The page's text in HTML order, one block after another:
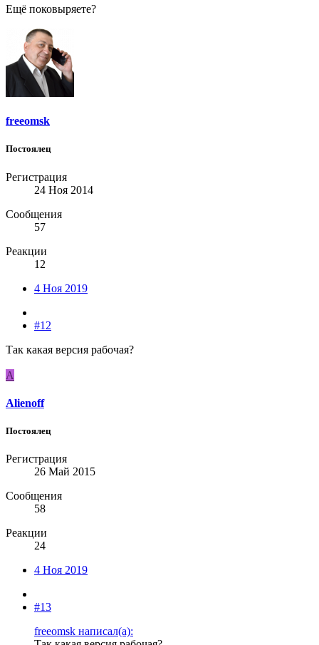
Ещё поковыряете?
freeomsk
Постоялец
Регистрация
24 Ноя 2014
Сообщения
57
Реакции
12
4 Ноя 2019
#12
Так какая версия рабочая?
A
Alienoff
Постоялец
Регистрация
26 Май 2015
Сообщения
58
Реакции
24
4 Ноя 2019
#13
freeomsk написал(а):